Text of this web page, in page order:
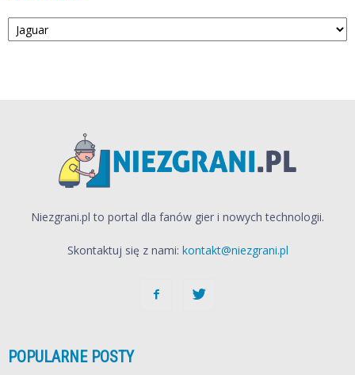
Kategorie
Niezgrani.pl to portal dla fanów gier i nowych technologii.
Skontaktuj się z nami: kontakt@niezgrani.pl
POPULARNE POSTY